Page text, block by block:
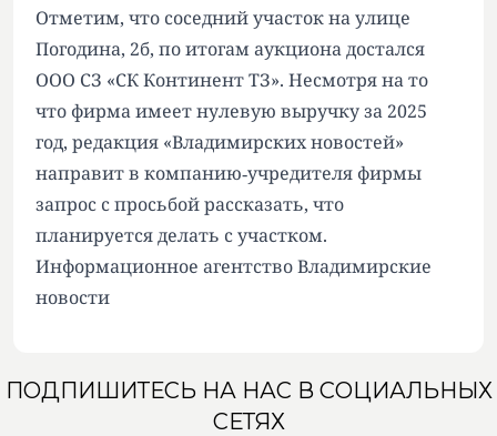
Отметим, что соседний участок на улице
Погодина, 2б, по итогам аукциона достался
ООО СЗ «СК Континент ТЗ». Несмотря на то
что фирма имеет нулевую выручку за 2025
год, редакция «Владимирских новостей»
направит в компанию‑учредителя фирмы
запрос с просьбой рассказать, что
планируется делать с участком.
Информационное агентство Владимирские
новости
ПОДПИШИТЕСЬ НА НАС В СОЦИАЛЬНЫХ
СЕТЯХ